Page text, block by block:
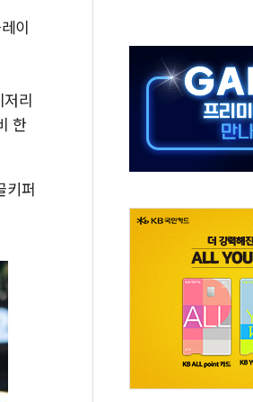
면 개발"…서리풀2구역 갈등, 협의 테이블에
후변화가 바꾼 대한민국 여름
이
리
한
키퍼